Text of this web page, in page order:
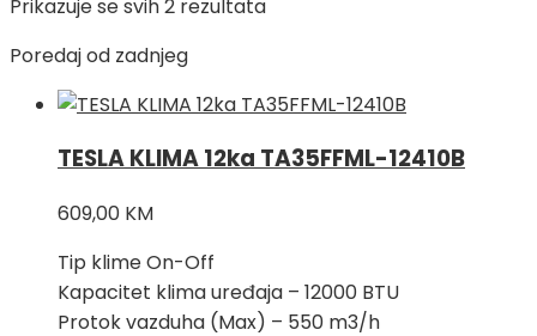
Prikazuje se svih 2 rezultata
Poredaj od zadnjeg
TESLA KLIMA 12ka TA35FFML-12410B
609,00 KM
Tip klime On-Off
Kapacitet klima uređaja – 12000 BTU
Protok vazduha (Max) – 550 m3/h